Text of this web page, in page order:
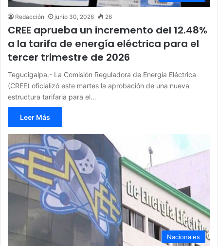
Redacción junio 30, 2026 26
CREE aprueba un incremento del 12.48%
a la tarifa de energía eléctrica para el
tercer trimestre de 2026
Tegucigalpa.- La Comisión Reguladora de Energía Eléctrica
(CREE) oficializó este martes la aprobación de una nueva
estructura tarifaria para el…
Leer Más
Nacionales